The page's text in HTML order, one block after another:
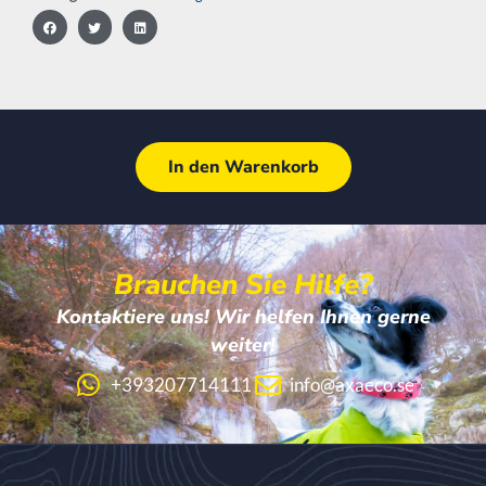
In den Warenkorb
Brauchen Sie Hilfe?
Kontaktiere uns! Wir helfen Ihnen gerne
weiter!
+393207714111 info@axaeco.se